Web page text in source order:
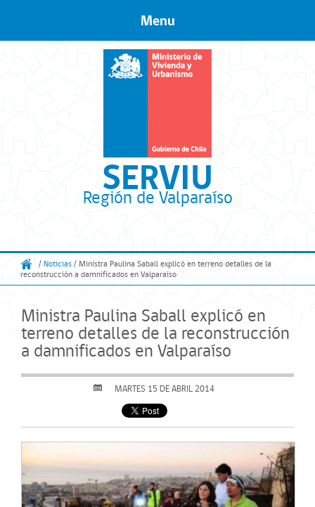
SERVIU
Región de Valparaíso
Menu
/ Noticias / Ministra Paulina Saball explicó en terreno detalles de la
reconstrucción a damnificados en Valparaíso
Ministra Paulina Saball explicó en
terreno detalles de la reconstrucción
a damnificados en Valparaíso
MARTES 15 DE ABRIL 2014